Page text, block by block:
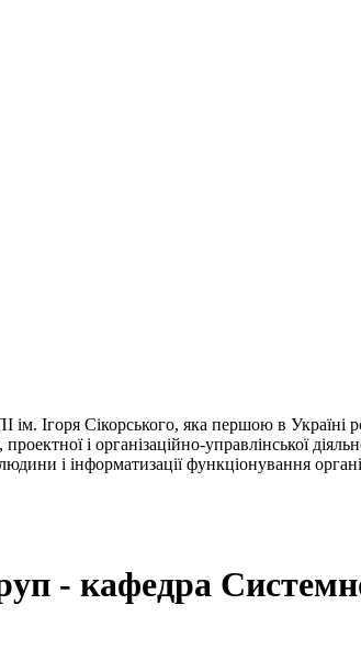
Ігоря Сікорського, яка першою в Україні
і організаційно-управлінської
і інформатизації функціонування
- кафедра